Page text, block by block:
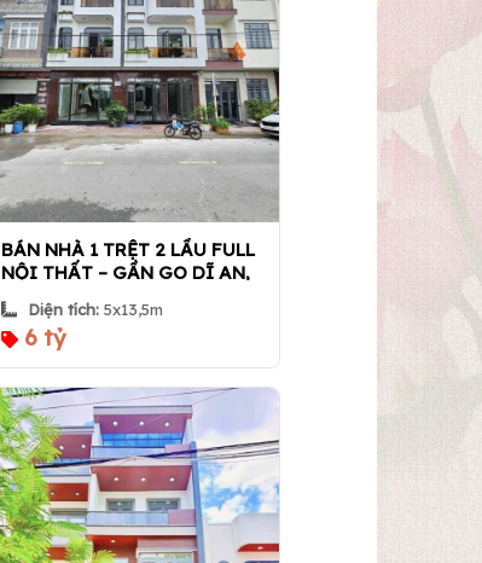
BÁN NHÀ 1 TRỆT 2 LẦU FULL
NỘI THẤT – GẦN GO DĨ AN,
P. Dĩ An, TP.HCM | Nhà 360
Diện tích:5x13,5m
6 tỷ